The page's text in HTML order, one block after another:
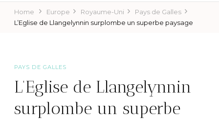
Home Europe Royaume-Uni
Pays de Galles
L’Eglise de Llangelynnin surplombe un superbe paysage
PAYS DE GALLES
L’Eglise de Llangelynnin
surplombe un superbe